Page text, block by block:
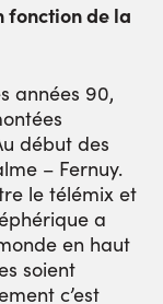
fonction de la
années 90,
début des
– Fernuy.
le télémix et
a
en haut
soient
c’est